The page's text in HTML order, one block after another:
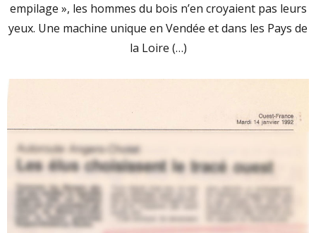
empilage », les hommes du bois n’en croyaient pas leurs
yeux. Une machine unique en Vendée et dans les Pays de
la Loire (…)